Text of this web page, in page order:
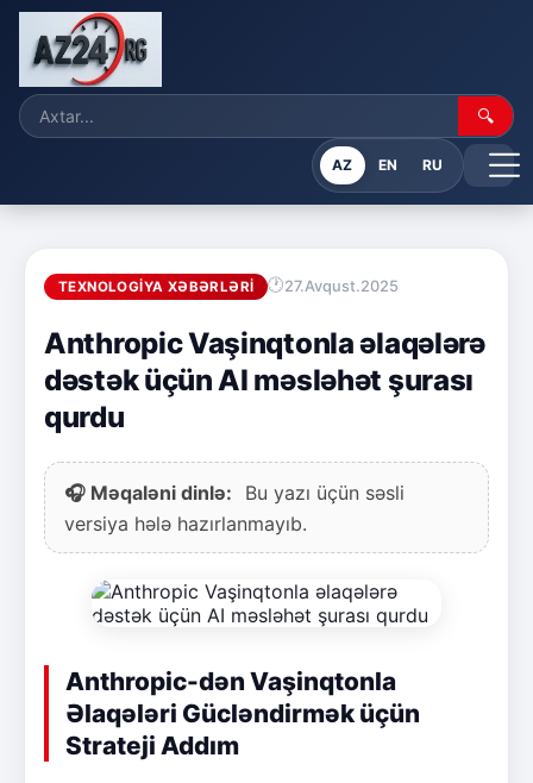
🔍
AZ EN RU
TEXNOLOGIYA XƏBƏRLƏRI 27.Avqust.2025
Anthropic Vaşinqtonla əlaqələrə
dəstək üçün AI məsləhət şurası
qurdu
🎧 Məqaləni dinlə:
Bu yazı üçün səsli
versiya hələ hazırlanmayıb.
Anthropic-dən Vaşinqtonla
Əlaqələri Gücləndirmək üçün
Strateji Addım